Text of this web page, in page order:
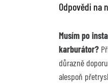
Odpovědi na
Musím po
karburátor?
důrazně
alespoň